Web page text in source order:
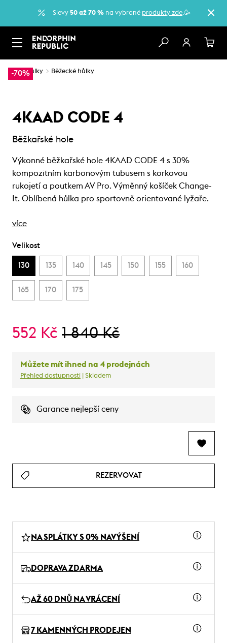
Slevy 50 až 70 % na vybrané produkty zde.🥳
-70%
… Hůlky Běžecké hůlky
4KAAD CODE 4
Běžkařské hole
Výkonné běžkařské hole 4KAAD CODE 4 s 30%
kompozitním karbonovým tubusem s korkovou
rukojetí a poutkem AV Pro. Výměnný košíček Change-
It. Oblíbená hůlka pro sportovně orientované lyžaře.
více
Velikost
130 135 140 145 150 155 160
165 170 175
552 Kč 1 840 Kč
Můžete mít ihned na 4 prodejnách
Přehled dostupnosti | Skladem
Garance nejlepší ceny
REZERVOVAT
NA SPLÁTKY S 0% NAVÝŠENÍ
DOPRAVA ZDARMA
AŽ 60 DNŮ NA VRÁCENÍ
7 KAMENNÝCH PRODEJEN